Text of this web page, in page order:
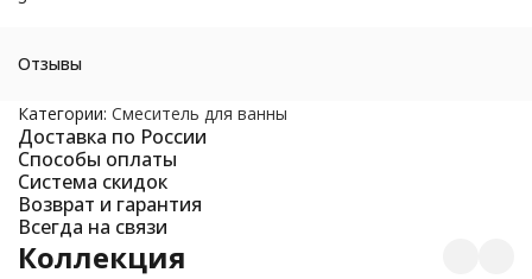
Отзывы
Категории: Смеситель для ванны
Доставка по России
Способы оплаты
Система скидок
Возврат и гарантия
Всегда на связи
Коллекция